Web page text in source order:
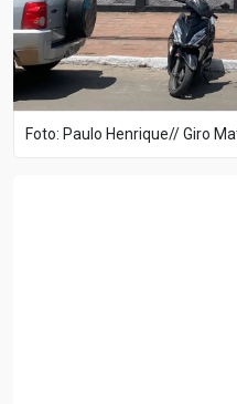
Foto: Paulo Henrique// Giro